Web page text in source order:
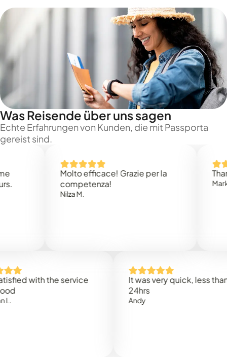
Was Reisende über uns sagen
Echte Erfahrungen von Kunden, die mit Passporta
gereist sind.
Molto efficace! Grazie per la
competenza!
Thank
with the service
It was very quick, less than